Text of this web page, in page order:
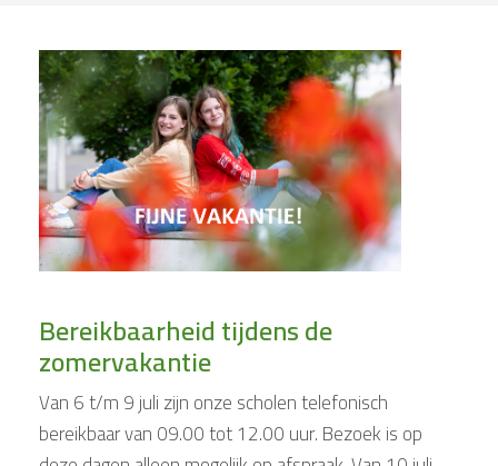
Bereikbaarheid tijdens de
zomervakantie
Van 6 t/m 9 juli zijn onze scholen telefonisch
bereikbaar van 09.00 tot 12.00 uur. Bezoek is op